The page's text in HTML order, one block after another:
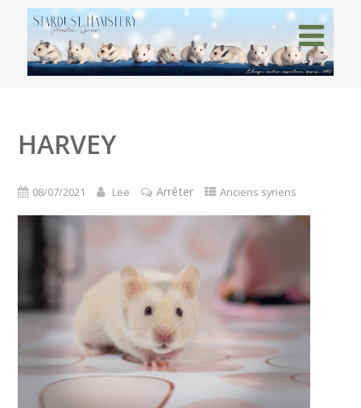
HARVEY
08/07/2021 Lee Arrêter Anciens syriens